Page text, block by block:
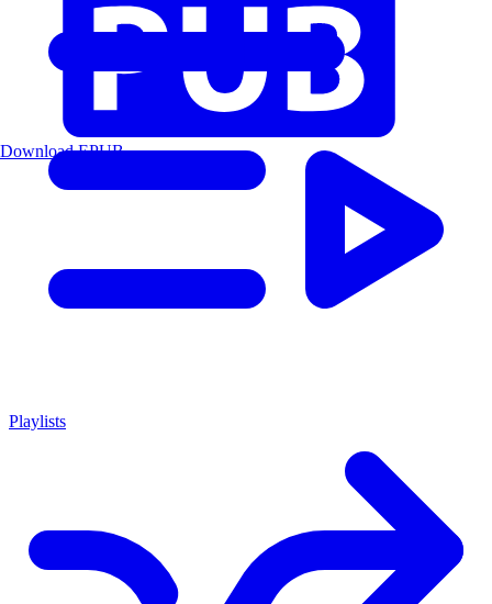
Playlists
Download EPUB